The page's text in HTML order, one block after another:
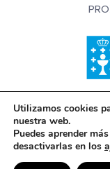
Innovación,
de
artesanal
Utilizamos cookies
nuestra web.
Puedes aprender
desactivarlas en los